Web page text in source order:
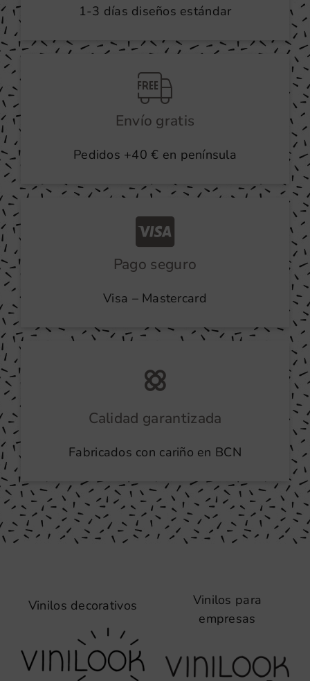
1-3 días diseños estándar
Envío gratis
Pedidos +40 € en península
Pago seguro
Visa – Mastercard
Calidad garantizada
Fabricados con cariño en BCN
Vinilos decorativos
Vinilos para
empresas